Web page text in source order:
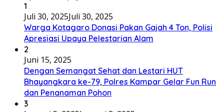
1
Juli 30, 2025Juli 30, 2025
Warga Kotagaro Donasi Pakan Gajah 4 Ton, Polisi
Apresiasi Upaya Pelestarian Alam
2
Juni 15, 2025
Dengan Semangat Sehat dan Lestari HUT
Bhayangkara ke-79, Polres Kampar Gelar Fun Run
dan Penanaman Pohon
3